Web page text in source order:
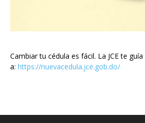
Cambiar tu cédula es fácil. La JCE te
a: https://nuevacedula.jce.gob.do/